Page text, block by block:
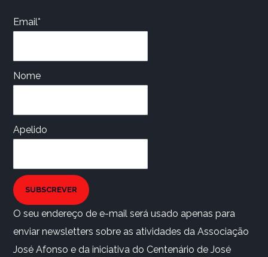
Email*
Nome
Apelido
SUBSCREVER
O seu endereço de e-mail será usado apenas para
enviar newsletters sobre as atividades da Associação
José Afonso e da iniciativa do Centenário de José